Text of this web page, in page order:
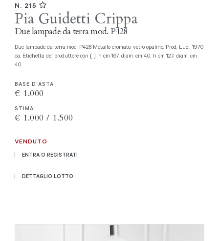
N. 215
Pia Guidetti Crippa
Due lampade da terra mod. P428
Due lampade da terra mod. P428 Metallo cromato, vetro opalino. Prod. Luci, 1970
ca. Etichetta del produttore con [..], h cm 167, diam. cm 40, h cm 127, diam. cm
40
BASE D'ASTA
€ 1.000
STIMA
€ 1.000 / 1.500
VENDUTO
ENTRA O REGISTRATI
DETTAGLIO LOTTO